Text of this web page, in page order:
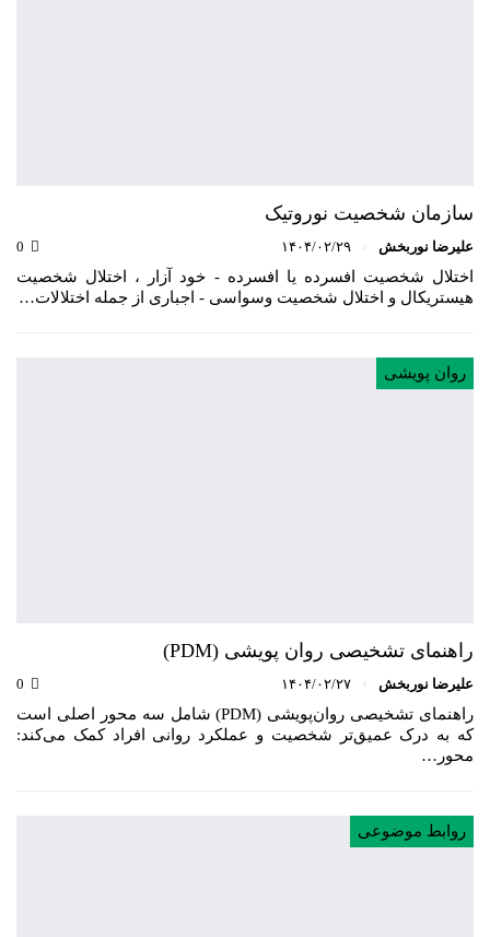
سازمان شخصیت نوروتیک
علیرضا نوربخش ۱۴۰۴/۰۲/۲۹
اختلال شخصیت افسرده یا افسرده - خود آزار ، اختلال شخصیت
هیستریکال و اختلال شخصیت وسواسی - اجباری از جمله اختلالات…
روان پویشی
راهنمای تشخیصی روان پویشی (PDM)
علیرضا نوربخش ۱۴۰۴/۰۲/۲۷
راهنمای تشخیصی روان‌پویشی (PDM) شامل سه محور اصلی است
که به درک عمیق‌تر شخصیت و عملکرد روانی افراد کمک می‌کند:
محور…
روابط موضوعی